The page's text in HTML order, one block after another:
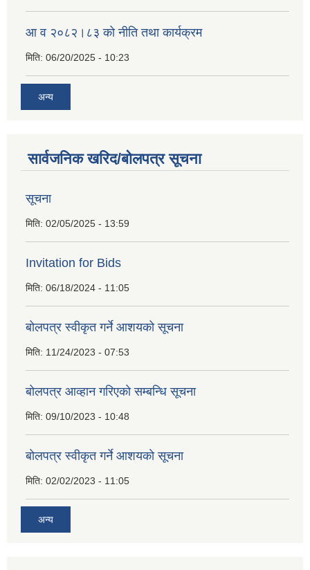
आ व २०८२।८३ को नीति तथा कार्यक्रम
मिति: 06/20/2025 - 10:23
अन्य
सार्वजनिक खरिद/बोलपत्र सूचना
सूचना
मिति: 02/05/2025 - 13:59
Invitation for Bids
मिति: 06/18/2024 - 11:05
बोलपत्र स्वीकृत गर्ने आशयको सूचना
मिति: 11/24/2023 - 07:53
बोलपत्र आव्हान गरिएको सम्बन्धि सूचना
मिति: 09/10/2023 - 10:48
बाेलपत्र स्वीकृत गर्ने आशयकाे सूचना
मिति: 02/02/2023 - 11:05
अन्य